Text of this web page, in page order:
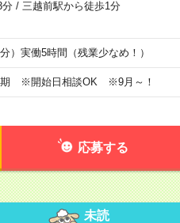
分/ 三越前駅から徒歩1分
）実働5時間（残業少なめ！）
期 ※開始日相談OK ※9月～！
応募する
未読